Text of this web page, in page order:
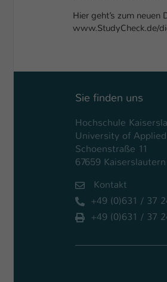
Hier geht’s zum neuen
www.StudyCheck.de/
Sie finden uns
Hochschule
University of
Schoenstraße 11
67659 Kaiserslautern
Kontakt
+49 (0)631 / 37
+49 (0)631 / 37